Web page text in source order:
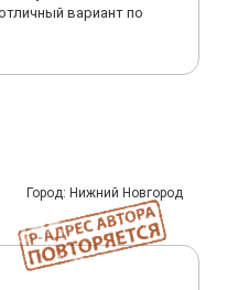
вариант по
Город: Нижний Новгород